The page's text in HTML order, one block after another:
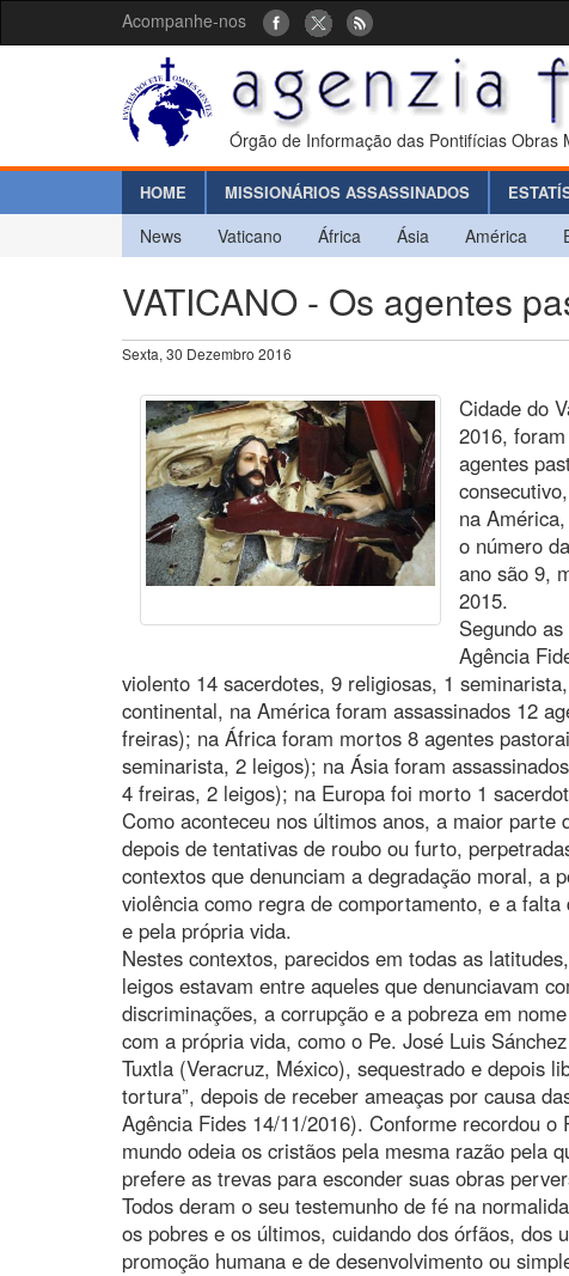
Acompanhe-nos
Órgão de Informação das Pontifícias Obras
HOME MISSIONÁRIOS ASSASSINADOS
News Vaticano África Ásia América
VATICANO - Os agentes
Sexta, 30 Dezembro 2016
Cidade do
2016,
agentes
na
o número
ano são 9,
2015.
Segundo
Agência
violento 14 sacerdotes, 9 religiosas, 1
continental, na América foram assassinados 12
freiras); na África foram mortos 8 agentes
seminarista, 2 leigos); na Ásia foram
4 freiras, 2 leigos); na Europa foi morto 1
Como aconteceu nos últimos anos, a maior parte
depois de tentativas de roubo ou furto,
contextos que denunciam a degradação moral, a
violência como regra de comportamento, e a
e pela própria vida.
Nestes contextos, parecidos em todas as
leigos estavam entre aqueles que denunciavam
discriminações, a corrupção e a pobreza em
com a própria vida, como o Pe. José Luis
Tuxtla (Veracruz, México), sequestrado e depois
tortura”, depois de receber ameaças por causa
Agência Fides 14/11/2016). Conforme recordou
mundo odeia os cristãos pela mesma razão pela
prefere as trevas para esconder suas obras
Todos deram o seu testemunho de fé na
os pobres e os últimos, cuidando dos órfãos, dos
promoção humana e de desenvolvimento ou